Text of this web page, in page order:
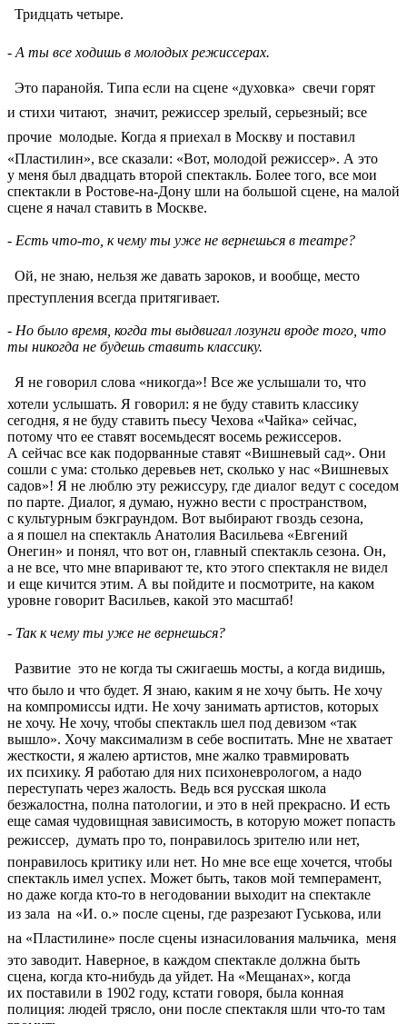
 Тридцать четыре.
- А ты все ходишь в молодых режиссерах.
 Это паранойя. Типа если на сцене «духовка»  свечи горят
и стихи читают,  значит, режиссер зрелый, серьезный; все
прочие  молодые. Когда я приехал в Москву и поставил
«Пластилин», все сказали: «Вот, молодой режиссер». А это
у меня был двадцать второй спектакль. Более того, все мои
спектакли в Ростове-на-Дону шли на большой сцене, на малой
сцене я начал ставить в Москве.
- Есть что-то, к чему ты уже не вернешься в театре?
 Ой, не знаю, нельзя же давать зароков, и вообще, место
преступления всегда притягивает.
- Но было время, когда ты выдвигал лозунги вроде того, что
ты никогда не будешь ставить классику.
 Я не говорил слова «никогда»! Все же услышали то, что
хотели услышать. Я говорил: я не буду ставить классику
сегодня, я не буду ставить пьесу Чехова «Чайка» сейчас,
потому что ее ставят восемьдесят восемь режиссеров.
А сейчас все как подорванные ставят «Вишневый сад». Они
сошли с ума: столько деревьев нет, сколько у нас «Вишневых
садов»! Я не люблю эту режиссуру, где диалог ведут с соседом
по парте. Диалог, я думаю, нужно вести с пространством,
с культурным бэкграундом. Вот выбирают гвоздь сезона,
а я пошел на спектакль Анатолия Васильева «Евгений
Онегин» и понял, что вот он, главный спектакль сезона. Он,
а не все, что мне впаривают те, кто этого спектакля не видел
и еще кичится этим. А вы пойдите и посмотрите, на каком
уровне говорит Васильев, какой это масштаб!
- Так к чему ты уже не вернешься?
 Развитие  это не когда ты сжигаешь мосты, а когда видишь,
что было и что будет. Я знаю, каким я не хочу быть. Не хочу
на компромиссы идти. Не хочу занимать артистов, которых
не хочу. Не хочу, чтобы спектакль шел под девизом «так
вышло». Хочу максимализм в себе воспитать. Мне не хватает
жесткости, я жалею артистов, мне жалко травмировать
их психику. Я работаю для них психоневрологом, а надо
переступать через жалость. Ведь вся русская школа
безжалостна, полна патологии, и это в ней прекрасно. И есть
еще самая чудовищная зависимость, в которую может попасть
режиссер,  думать про то, понравилось зрителю или нет,
понравилось критику или нет. Но мне все еще хочется, чтобы
спектакль имел успех. Может быть, таков мой темперамент,
но даже когда кто-то в негодовании выходит на спектакле
из зала  на «И. о.» после сцены, где разрезают Гуськова, или
на «Пластилине» после сцены изнасилования мальчика,  меня
это заводит. Наверное, в каждом спектакле должна быть
сцена, когда кто-нибудь да уйдет. На «Мещанах», когда
их поставили в 1902 году, кстати говоря, была конная
полиция: людей трясло, они после спектакля шли что-то там